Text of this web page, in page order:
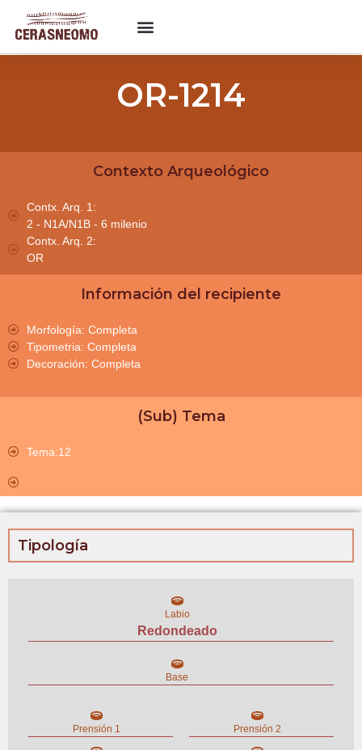
OR-1214
Contexto Arqueológico
Contx. Arq. 1:
2 - N1A/N1B - 6 milenio
Contx. Arq. 2:
OR
Información del recipiente
Morfología: Completa
Tipometria: Completa
Decoración: Completa
(Sub) Tema
Tema:12
Tipología
Labio
Redondeado
Base
Prensión 1 Prensión 2